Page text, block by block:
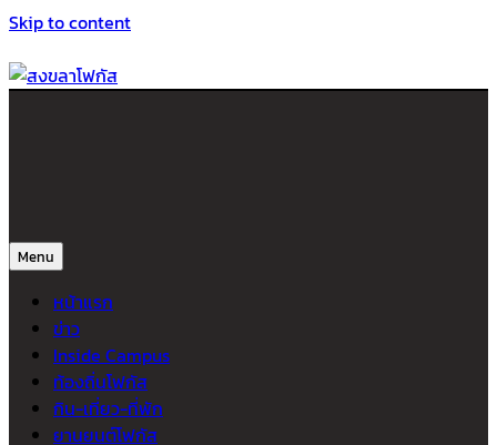
Skip to content
Menu
หน้าแรก
ข่าว
Inside Campus
ท้องถิ่นโฟกัส
กิน-เที่ยว-ที่พัก
ยานยนต์โฟกัส